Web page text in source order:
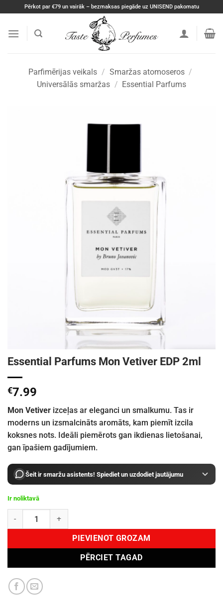
content
Pērkot par €79 un vairāk – bezmaksas piegāde uz UNISEND pakomatu
Parfimērijas veikals / Smaržas atomoseros /
Universālās smaržas / Essential Parfums
Essential Parfums Mon Vetiver EDP 2ml
€7.99
Mon Vetiver izceļas ar eleganci un smalkumu. Tas ir
moderns un izsmalcināts aromāts, kam piemīt izcila
koksnes nots. Ideāli piemērots gan ikdienas lietošanai,
gan īpašiem gadījumiem.
Šeit ir smaržu asistents! Spiediet un uzdodiet jautājumu
Ir noliktavā
Essential Parfums Mon Vetiver EDP 2ml daudzums
PIEVIENOT GROZAM
PĒRCIET TAGAD